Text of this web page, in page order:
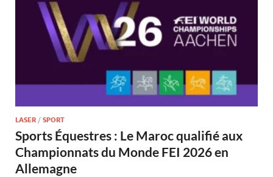
LASER / SPORT
Sports Équestres : Le Maroc qualifié aux
Championnats du Monde FEI 2026 en
Allemagne